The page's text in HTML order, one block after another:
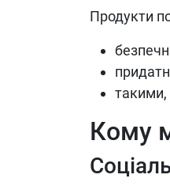
Продукти
такими,
Кому